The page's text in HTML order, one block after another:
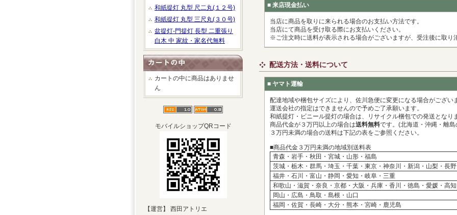
和紙提灯 丸型 尺二丸(１２号)
和紙提灯 丸型 三尺丸(３０号)
盆提灯-門提灯 長型 二重張り
白木 中 家紋・家名代無料
カートの中に商品はありませ
ん
モバイルショップQRコード
【運営】 西田アトリエ
■ 来店現金払い
当店に商品を取りに来られる場合のお支払い方法です。
当店にて商品を受け取る際にお支払いください。
※ご注文時に送料が表示される場合がございますが、受注後に取り
配送方法・送料について
■ ヤマト運輸
配達地域や梱包サイズにより、佐川急便に変更になる場合がござい
運送会社の指定はできませんので予めご了承願います。
和紙提灯・ビニール提灯の場合は、リサイクル梱包での発送となり
商品代金が３万円以上の場合は送料無料です。(北海道・沖縄・離
３万円未満の場合の送料は下記の表をご参照ください。
■商品代金３万円未満の地域別送料表
青森・岩手・秋田・宮城・山形・福島
茨城・栃木・群馬・埼玉・千葉・東京・神奈川・新潟・山梨・長野
福井・石川・富山・静岡・愛知・岐阜・三重
和歌山・滋賀・奈良・京都・大阪・兵庫・香川・徳島・愛媛・高知
岡山・広島・鳥取・島根・山口
福岡・佐賀・長崎・大分・熊本・宮崎・鹿児島